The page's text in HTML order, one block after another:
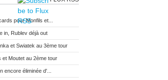
pour Monfils et...
in, Rublev déjà out
et Swiatek au 3ème tour
et Moutet au 2ème tour
encore éliminée d'...